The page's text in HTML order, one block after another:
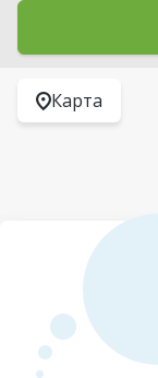
Карта